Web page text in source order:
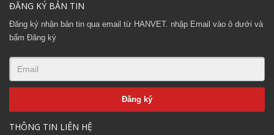
ĐĂNG KÝ BẢN TIN
Đăng ký nhận bản tin qua email từ HANVET. nhập Email vào ô dưới và
bấm Đăng ký
THÔNG TIN LIÊN HỆ